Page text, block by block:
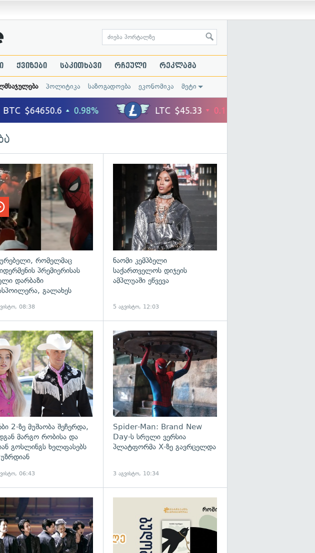
ქვიზები საკითხავი რჩეული რეკლამა
პოლიტიკა საზოგადოება ეკონომიკა მეტი
რომელმაც
პრემიერისას
დარბაზი
გალახეს
08:38
ნაომი კემპბელი
საქართველოს დიჯეის
ამპლუაში ეწვევა
5 აგვისტო, 12:03
გადახედვა
2-ზე მუშაობა შეჩერდა,
მარგო რობისა და
გოსლინგს ხელფასებს
06:43
Spider-Man: Brand New
Day-ს სრული ვერსია
პლატფორმა X-ზე გავრცელდა
3 აგვისტო, 10:34